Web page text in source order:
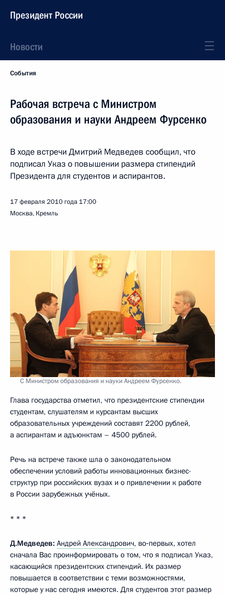
Президент России
Новости
События
Рабочая встреча с Министром
образования и науки Андреем Фурсенко
В ходе встречи Дмитрий Медведев сообщил, что
подписал Указ о повышении размера стипендий
Президента для студентов и аспирантов.
17 февраля 2010 года 17:00
Москва, Кремль
С Министром образования и науки Андреем Фурсенко.
Глава государства отметил, что президентские стипендии
студентам, слушателям и курсантам высших
образовательных учреждений составят 2200 рублей,
а аспирантам и адъюнктам – 4500 рублей.
Речь на встрече также шла о законодательном
обеспечении условий работы инновационных бизнес-
структур при российских вузах и о привлечении к работе
в России зарубежных учёных.
* * *
Д.Медведев: Андрей Александрович, во‑первых, хотел
сначала Вас проинформировать о том, что я подписал Указ,
касающийся президентских стипендий. Их размер
повышается в соответствии с теми возможностями,
которые у нас сегодня имеются. Для студентов этот размер